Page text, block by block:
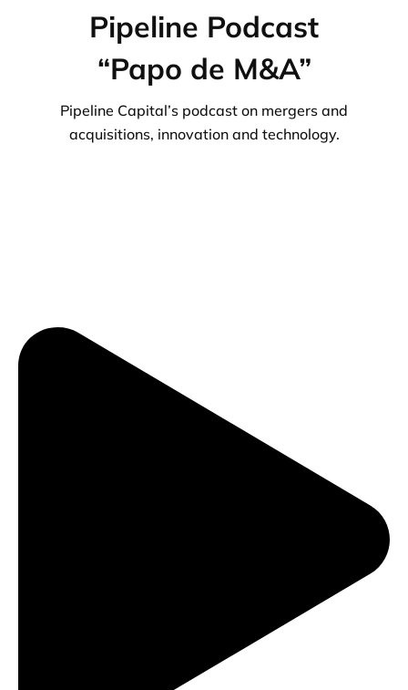
Pipeline Podcast
“Papo de M&A”
Pipeline Capital’s podcast on mergers and
acquisitions, innovation and technology.